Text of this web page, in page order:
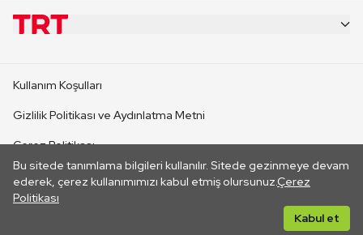
Bu sitede tanımlama bilgileri kullanılır. Sitede gezinmeye devam
ederek, çerez kullanımımızı kabul etmiş olursunuz.Çerez
Politikası
Kabul et
CANLI YAYINLAR
Kullanım Koşulları
Gizlilik Politikası ve Aydınlatma Metni
Çerez Politikası
İletişim
Her hakkı saklıdır. ©2026 TRT. Bağlantı yoluyla gidilen dış